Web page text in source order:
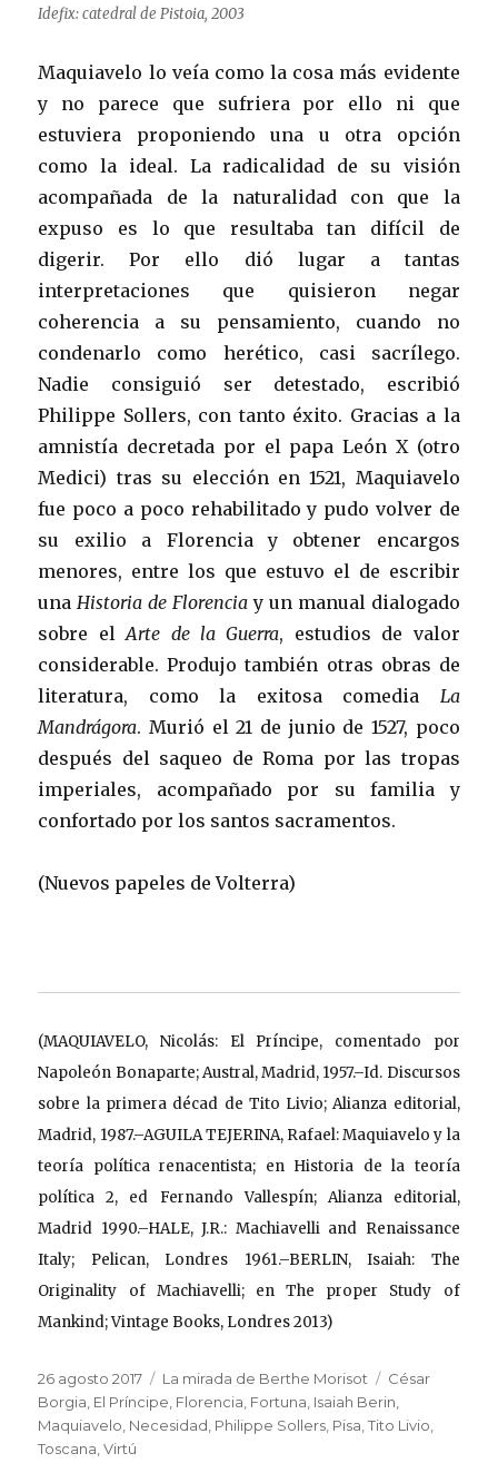
Idefix: catedral de Pistoia, 2003
Maquiavelo lo veía como la cosa más evidente
y no parece que sufriera por ello ni que
estuviera proponiendo una u otra opción
como la ideal. La radicalidad de su visión
acompañada de la naturalidad con que la
expuso es lo que resultaba tan difícil de
digerir. Por ello dió lugar a tantas
interpretaciones que quisieron negar
coherencia a su pensamiento, cuando no
condenarlo como herético, casi sacrílego.
Nadie consiguió ser detestado, escribió
Philippe Sollers, con tanto éxito. Gracias a la
amnistía decretada por el papa León X (otro
Medici) tras su elección en 1521, Maquiavelo
fue poco a poco rehabilitado y pudo volver de
su exilio a Florencia y obtener encargos
menores, entre los que estuvo el de escribir
una Historia de Florencia y un manual dialogado
sobre elArte de la Guerra, estudios de valor
considerable. Produjo también otras obras de
literatura, como la exitosa comedia La
Mandrágora. Murió el 21 de junio de 1527, poco
después del saqueo de Roma por las tropas
imperiales, acompañado por su familia y
confortado por los santos sacramentos.
(Nuevos papeles de Volterra)
(MAQUIAVELO, Nicolás: El Príncipe, comentado por
Napoleón Bonaparte; Austral, Madrid, 1957.–Id. Discursos
sobre la primera décad de Tito Livio; Alianza editorial,
Madrid, 1987.–AGUILA TEJERINA, Rafael: Maquiavelo y la
teoría política renacentista; en Historia de la teoría
política 2, ed Fernando Vallespín; Alianza editorial,
Madrid 1990.–HALE, J.R.: Machiavelli and Renaissance
Italy; Pelican, Londres 1961.–BERLIN, Isaiah: The
Originality of Machiavelli; en The proper Study of
Mankind; Vintage Books, Londres 2013)
Publicado
el
26 agosto 2017 Categorías
La mirada de Berthe Morisot Etiquetas
César
Borgia El Príncipe Florencia Fortuna Isaiah Berin
Maquiavelo Necesidad Philippe Sollers Pisa ,Tito Livio
Toscana ,Virtú